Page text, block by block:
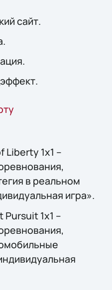
сайт.
Liberty 1x1 –
в реальном
игра».
1х1 –